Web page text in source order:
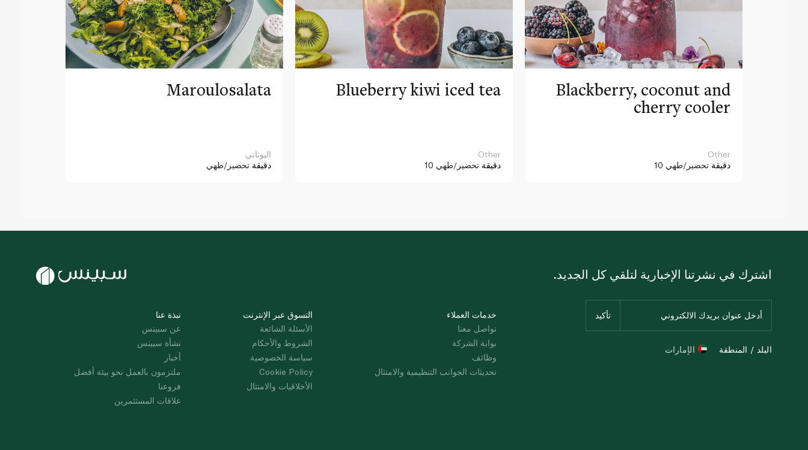
Maroulosalata
اليوناني
دقيقة تحضير/طهي
Blueberry kiwi iced tea
Other
10 دقيقة تحضير/طهي
Blackberry, coconut and
cherry cooler
Other
10 دقيقة تحضير/طهي
نبذة عنا
عن سبينس
نشأة سبينس
أخبار
ملتزمون بالعمل نحو بيئة أفضل
فروعنا
علاقات المستثمرين
التسوق عبر الإنترنت
الأسئلة الشائعة
الشروط والأحكام
سياسة الخصوصية
Cookie Policy
الأخلاقيات والامتثال
خدمات العملاء
تواصل معنا
بوابة الشركة
وظائف
تحديثات الجوانب التنظيمية والامتثال
اشترك في نشرتنا الإخبارية لتلقي كل الجديد.
البلد / المنطقة الإمارات